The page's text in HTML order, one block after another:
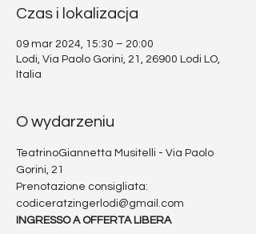
Czas i lokalizacja
09 mar 2024, 15:30 – 20:00
Lodi, Via Paolo Gorini, 21, 26900 Lodi LO,
Italia
O wydarzeniu
TeatrinoGiannetta Musitelli - Via Paolo
Gorini, 21
Prenotazione consigliata:
codiceratzingerlodi@gmail.com
INGRESSO A OFFERTA LIBERA